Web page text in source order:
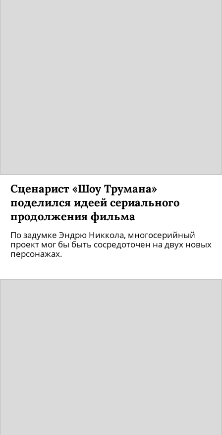
Сценарист «Шоу Трумана»
поделился идеей сериального
продолжения фильма
По задумке Эндрю Никкола, многосерийный
проект мог бы быть сосредоточен на двух новых
персонажах.